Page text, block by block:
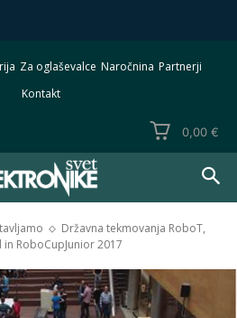
Za oglaševalce Naročnina Partnerji
Kontakt
0,00 €
Državna tekmovanja RoboT,
in RoboCupJunior 2017